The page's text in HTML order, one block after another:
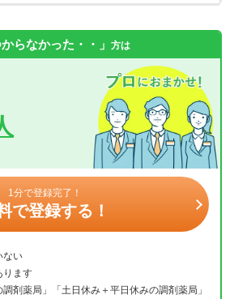
らなかった・・」 方は
1分で登録完了！
で登録する！
ない
ります
調剤薬局」「土日休み＋平日休みの調剤薬局」